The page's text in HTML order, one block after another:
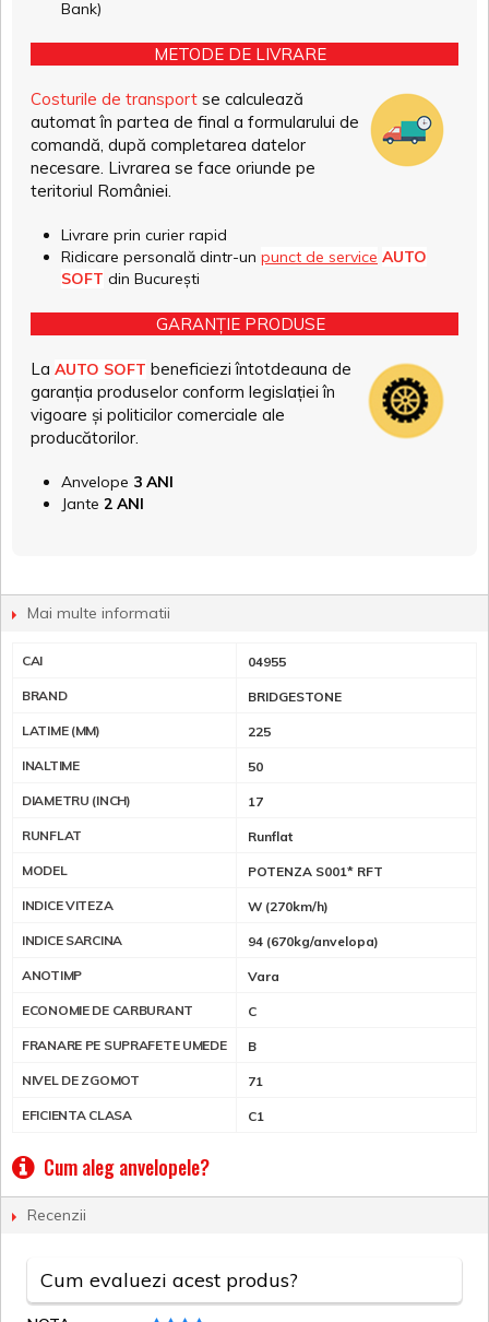
Bank)
METODE DE LIVRARE
Costurile de transport se calculează
automat în partea de final a formularului de
comandă, după completarea datelor
necesare. Livrarea se face oriunde pe
teritoriul României.
Livrare prin curier rapid
Ridicare personală dintr-un punct de service AUTO
SOFT din București
GARANȚIE PRODUSE
La AUTO SOFT beneficiezi întotdeauna de
garanția produselor conform legislației în
vigoare și politicilor comerciale ale
producătorilor.
Anvelope 3 ANI
Jante 2 ANI
Mai multe informatii
CAI 04955
BRAND BRIDGESTONE
LATIME (MM) 225
INALTIME 50
DIAMETRU (INCH) 17
RUNFLAT Runflat
MODEL POTENZA S001* RFT
INDICE VITEZA W (270km/h)
INDICE SARCINA 94 (670kg/anvelopa)
ANOTIMP Vara
ECONOMIE DE CARBURANT C
FRANARE PE SUPRAFETE UMEDE B
NIVEL DE ZGOMOT 71
EFICIENTA CLASA C1
Cum aleg anvelopele?
Recenzii
Cum evaluezi acest produs?